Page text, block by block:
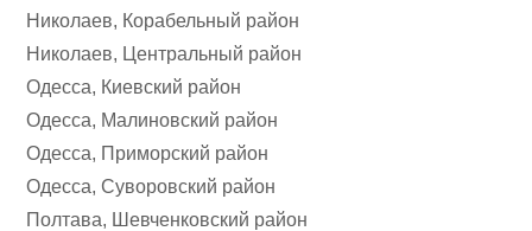
Николаев, Корабельный район
Николаев, Центральный район
Одесса, Киевский район
Одесса, Малиновский район
Одесса, Приморский район
Одесса, Суворовский район
Полтава, Шевченковский район